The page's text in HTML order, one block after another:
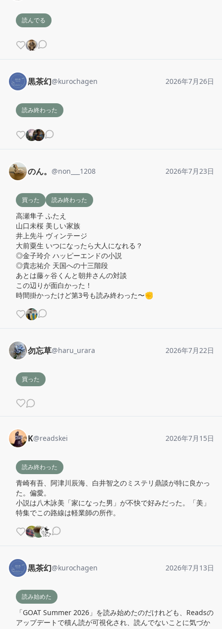
読んでる
黒茶幻@kurochagen 2026年7月26日
読み終わった
のん。 @non___1208 2026年7月23日
買った 読み終わった
高瀬隼子 ふたえ
山口未桜 美しい家族
井上先斗 ヴィンテージ
大前粟生 いつになったら大人になれる？
◎金子玲介 ハッピーエンドの小説
◎貴志祐介 天国への十三階段
あとは藤ヶ谷くんと朝井さんの対談
この辺りが面白かった！
時間掛かったけど第3号も読み終わった〜✊
勿忘草@haru_urara 2026年7月22日
買った
K@readskei 2026年7月15日
読み終わった
青崎有吾、阿津川辰海、白井智之のミステリ鼎談が特に良かっ
た。偏愛。
小説は八木詠美「家になった男」が不快で好みだった。「美」
特集でこの路線は軽業師の所作。
黒茶幻@kurochagen 2026年7月13日
読み始めた
「GOAT Summer 2026」を読み始めたのだけれども、Readsの
アップデートで積ん読が可視化され、読んでないことに気づか